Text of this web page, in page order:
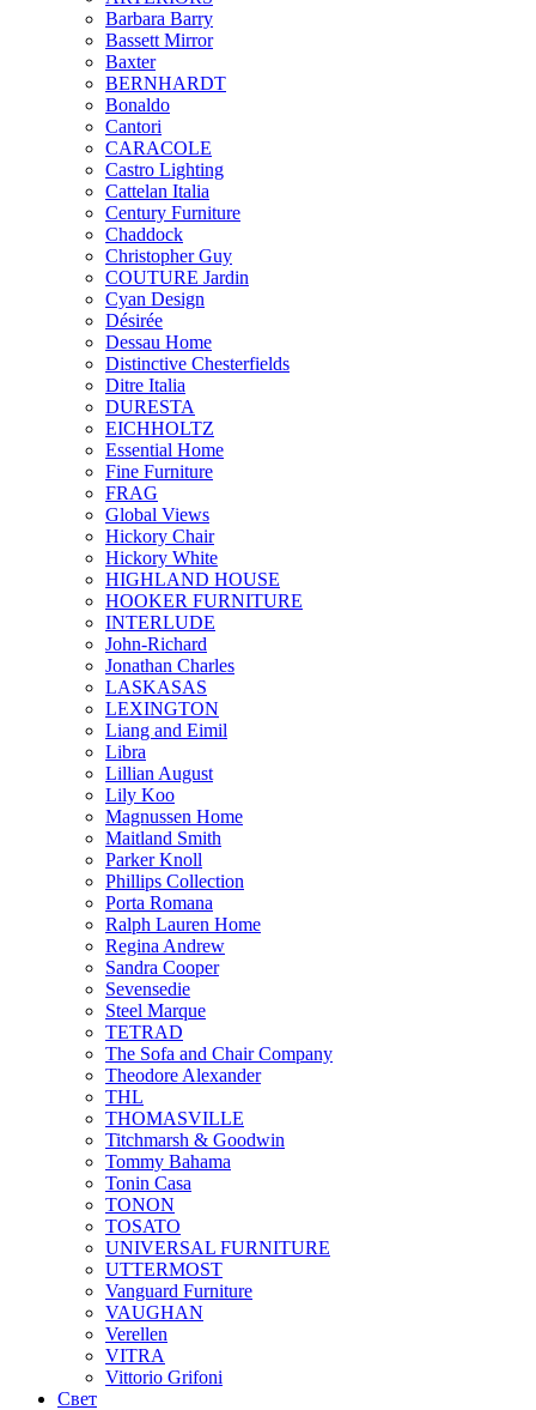
Barbara Barry
Bassett Mirror
Baxter
BERNHARDT
Bonaldo
Cantori
CARACOLE
Castro Lighting
Cattelan Italia
Century Furniture
Chaddock
Christopher Guy
COUTURE Jardin
Cyan Design
Désirée
Dessau Home
Distinctive Chesterfields
Ditre Italia
DURESTA
EICHHOLTZ
Essential Home
Fine Furniture
FRAG
Global Views
Hickory Chair
Hickory White
HIGHLAND HOUSE
HOOKER FURNITURE
INTERLUDE
John-Richard
Jonathan Charles
LASKASAS
LEXINGTON
Liang and Eimil
Libra
Lillian August
Lily Koo
Magnussen Home
Maitland Smith
Parker Knoll
Phillips Collection
Porta Romana
Ralph Lauren Home
Regina Andrew
Sandra Cooper
Sevensedie
Steel Marque
TETRAD
The Sofa and Chair Company
Theodore Alexander
THL
THOMASVILLE
Titchmarsh & Goodwin
Tommy Bahama
Tonin Casa
TONON
TOSATO
UNIVERSAL FURNITURE
UTTERMOST
Vanguard Furniture
VAUGHAN
Verellen
VITRA
Vittorio Grifoni
Свет